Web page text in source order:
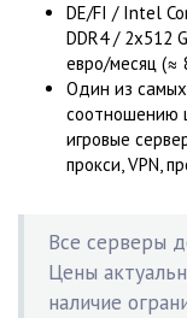
DE/FI / Intel
DDR4 / 2x512
евро/месяц (≈
Один из
соотношению
игровые
прокси, VPN,
Все серверы
Цены
наличие